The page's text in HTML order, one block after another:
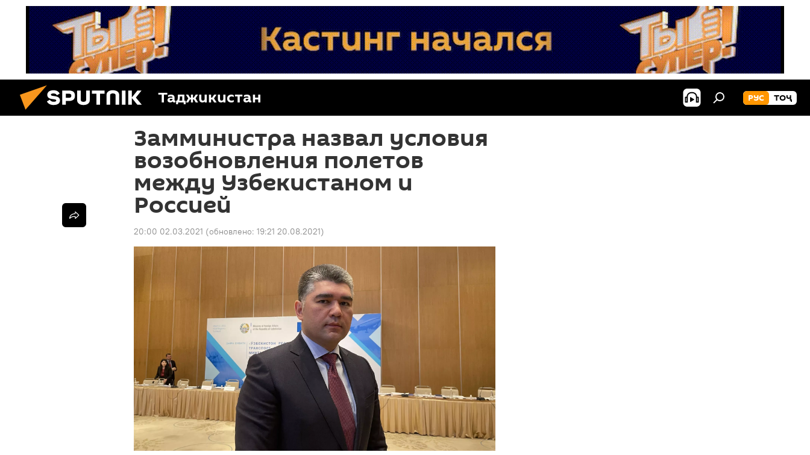
Таджикистан РУС ТОҶ
Замминистра назвал условия
возобновления полетов
между Узбекистаном и
Россией
20:00 02.03.2021 (обновлено: 19:21 20.08.2021)